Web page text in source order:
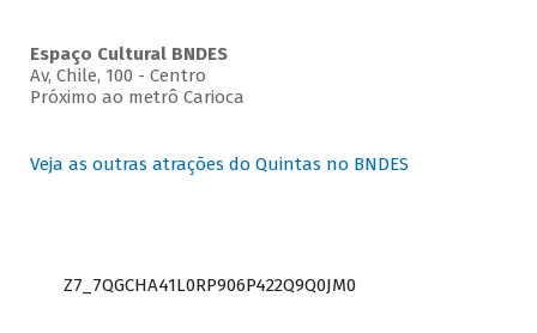
Espaço Cultural BNDES
Av, Chile, 100 - Centro
Próximo ao metrô Carioca
Veja as outras atrações do Quintas no BNDES
Z7_7QGCHA41L0RP906P422Q9Q0JM0